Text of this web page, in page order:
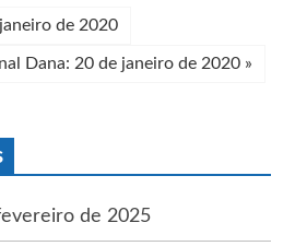
de 2020
Dana: 20 de janeiro de 2020 »
de 2025